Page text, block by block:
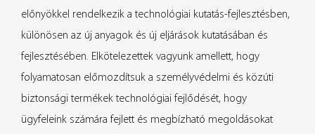
előnyökkel rendelkezik a technológiai kutatás-fejlesztésben,
különösen az új anyagok és új eljárások kutatásában és
fejlesztésében. Elkötelezettek vagyunk amellett, hogy
folyamatosan előmozdítsuk a személyvédelmi és közúti
biztonsági termékek technológiai fejlődését, hogy
ügyfeleink számára fejlett és megbízható megoldásokat